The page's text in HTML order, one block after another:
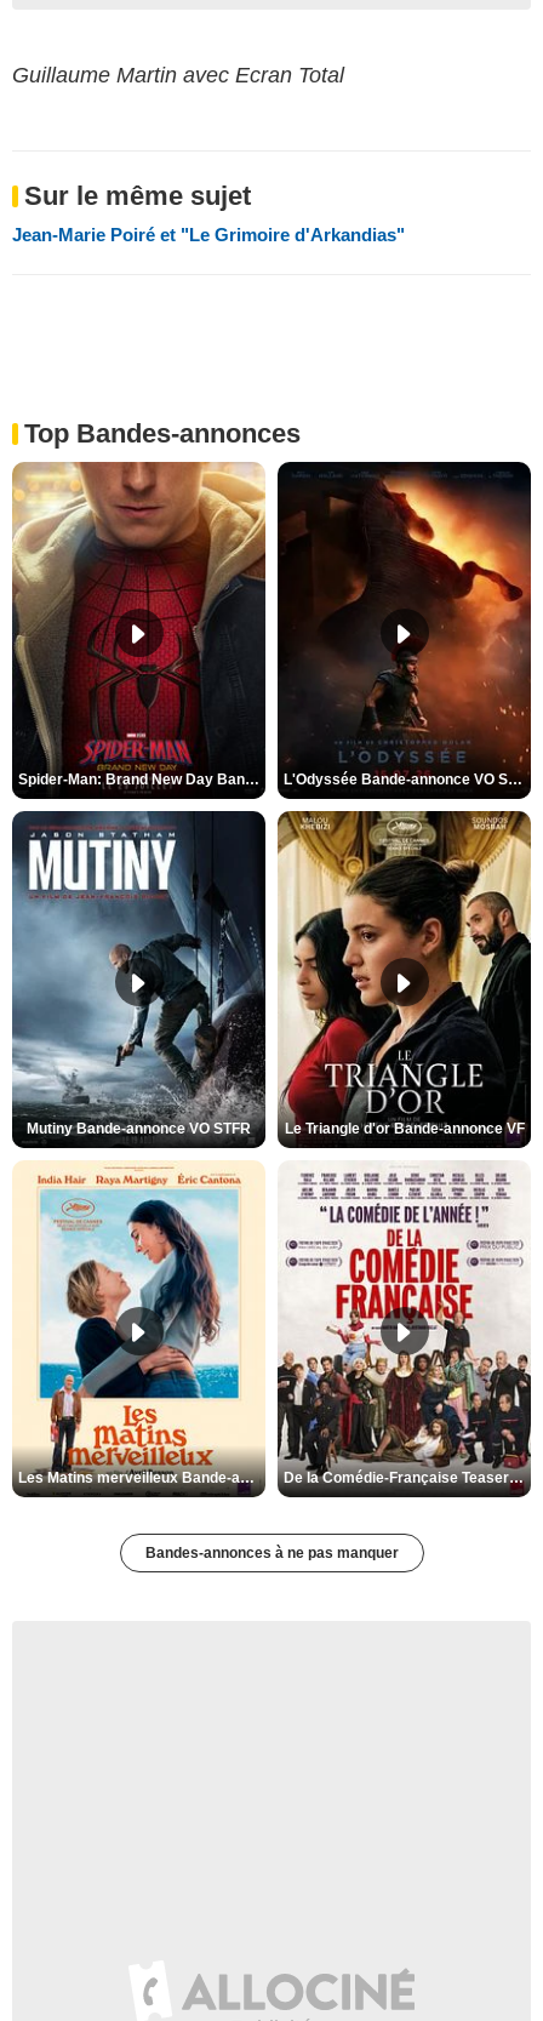
Guillaume Martin avec Ecran Total
Sur le même sujet
Jean-Marie Poiré et "Le Grimoire d'Arkandias"
Top Bandes-annonces
Spider-Man: Brand New Day Bande-annonce VO STFR L'Odyssée Bande-annonce VO STFR
Mutiny Bande-annonce VO STFR Le Triangle d'or Bande-annonce VF
Les Matins merveilleux Bande-annonce VF De la Comédie-Française Teaser VF
Bandes-annonces à ne pas manquer